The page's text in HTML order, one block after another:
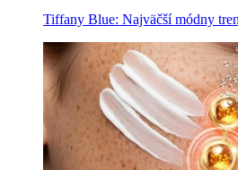
Tiffany Blue: Najväčší módny